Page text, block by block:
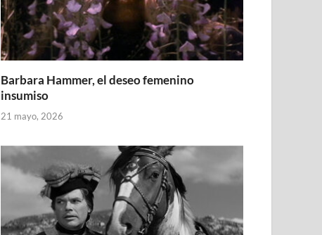
Barbara Hammer, el deseo femenino
insumiso
21 mayo, 2026